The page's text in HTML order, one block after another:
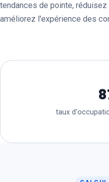
tendances de pointe,
améliorez l'expérience des
taux